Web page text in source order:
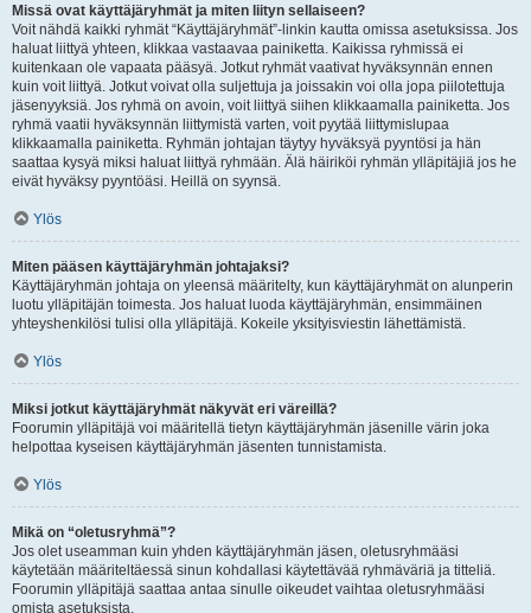
Missä ovat käyttäjäryhmät ja miten liityn sellaiseen?
Voit nähdä kaikki ryhmät “Käyttäjäryhmät”-linkin kautta omissa asetuksissa. Jos
haluat liittyä yhteen, klikkaa vastaavaa painiketta. Kaikissa ryhmissä ei
kuitenkaan ole vapaata pääsyä. Jotkut ryhmät vaativat hyväksynnän ennen
kuin voit liittyä. Jotkut voivat olla suljettuja ja joissakin voi olla jopa piilotettuja
jäsenyyksiä. Jos ryhmä on avoin, voit liittyä siihen klikkaamalla painiketta. Jos
ryhmä vaatii hyväksynnän liittymistä varten, voit pyytää liittymislupaa
klikkaamalla painiketta. Ryhmän johtajan täytyy hyväksyä pyyntösi ja hän
saattaa kysyä miksi haluat liittyä ryhmään. Älä häiriköi ryhmän ylläpitäjiä jos he
eivät hyväksy pyyntöäsi. Heillä on syynsä.
Ylös
Miten pääsen käyttäjäryhmän johtajaksi?
Käyttäjäryhmän johtaja on yleensä määritelty, kun käyttäjäryhmät on alunperin
luotu ylläpitäjän toimesta. Jos haluat luoda käyttäjäryhmän, ensimmäinen
yhteyshenkilösi tulisi olla ylläpitäjä. Kokeile yksityisviestin lähettämistä.
Ylös
Miksi jotkut käyttäjäryhmät näkyvät eri väreillä?
Foorumin ylläpitäjä voi määritellä tietyn käyttäjäryhmän jäsenille värin joka
helpottaa kyseisen käyttäjäryhmän jäsenten tunnistamista.
Ylös
Mikä on “oletusryhmä”?
Jos olet useamman kuin yhden käyttäjäryhmän jäsen, oletusryhmääsi
käytetään määriteltäessä sinun kohdallasi käytettävää ryhmäväriä ja titteliä.
Foorumin ylläpitäjä saattaa antaa sinulle oikeudet vaihtaa oletusryhmääsi
omista asetuksista.